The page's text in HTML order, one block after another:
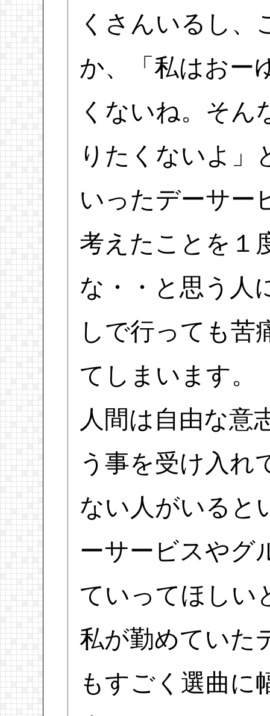
くさんいるし、
か、「私はおー
くないね。そん
りたくないよ」
いったデーサー
考えたことを１
な・・と思う人
しで行っても苦
てしまいます。
人間は自由な意
う事を受け入れ
ない人がいると
ーサービスやグ
ていってほしい
私が勤めていた
もすごく選曲に